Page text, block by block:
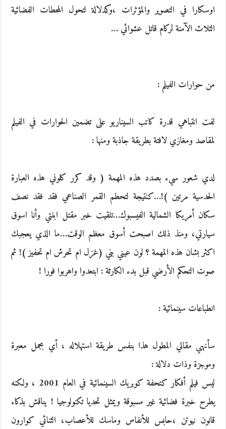
اوسكارا في التصوير والمؤثرات ،وكدلالة لتحول المحطات الفضائية
الثلاث الآمنة لركام قاتل عشوائي …
من حوارات الفيلم :
لفت انتباهي قدرة كاتب السيناريو على تضمين الحوارات في الفيلم
لمقاصد ومغازي لافتة بطريقة جاذبة ومنها :
لدي شعور سيء بصدد هذه المهمة ( وقد كرر كلوني هذه العبارة
الحدسية مرتين )!…كنتيجة لتحطم القمر الصناعي فقد فقد نصف
سكان أمريكا الشمالية الفيسبوك…تلقيت خبر مقتل ابنتي وأنا اسوق
سيارتي، ومنذ ذلك اصبحت أسوق معظم الوقت…ما الذي يعجبك
اكثر بشان هذه المهمة ؟ لون عيني بني (غزل ام تحرش ام تحفيز )! ثم
صوت التحكم الأرضي قبل بدء الكارثة : ابتعدوا واهربوا فورا !
انطباعات سينمائية :
سأنهي مقالي المطول هذا بنفس طريقة استهلاله ، أي بجمل معبرة
وموجزة وذات دلالة :
ليس فيلم أفكار كتحفة كوبريك السينمائية في العام 2001 ، ولكنه
يطرح خبرة فضائية غير مسبوقة ويمثل تحديا تكنولوجيا ! يناقش بذكاء
قانون نيوتن ،حابس للأنفاس وماسك للأعصاب، الثنائي كوارون